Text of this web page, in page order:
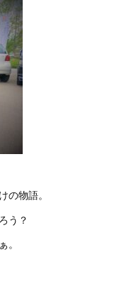
の物語。
う？
。